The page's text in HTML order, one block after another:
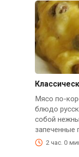
Мясо по-
блюдо
собой
запеченные
2 час. 0